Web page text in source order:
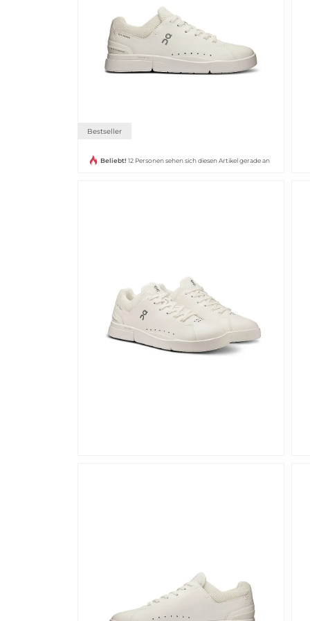
Bestseller
Beliebt! 12 Personen sehen sich diesen Artikel gerade an